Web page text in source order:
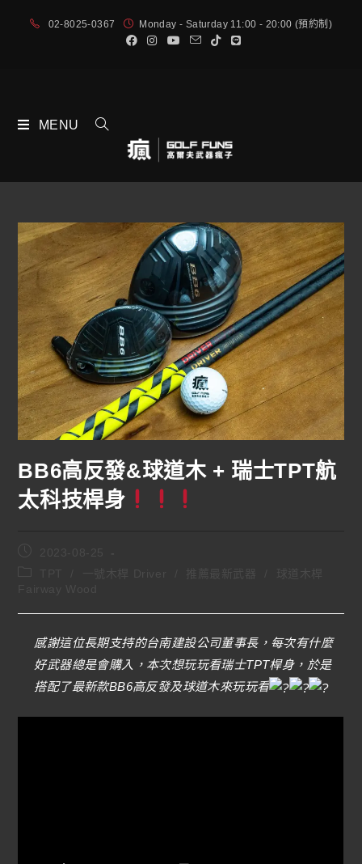
02-8025-0367 Monday - Saturday 11:00 - 20:00 (預約制)
MENU
BB6高反發&球道木 + 瑞士TPT航
太科技桿身
2023-08-25
感謝這位長期支持的台南建設公司董事長，每次有什麼
好武器總是會購入，本次想玩玩看瑞士TPT桿身，於是
搭配了最新款BB6高反發及球道木來玩玩看